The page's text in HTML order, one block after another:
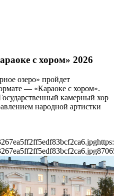
с хором» 2026
озеро» пройдет
— «Караоке с хором».
камерный хор
народной артистки
870